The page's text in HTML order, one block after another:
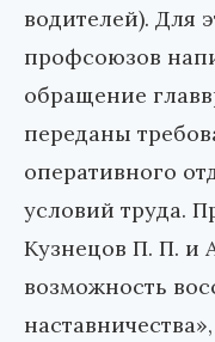
водителей). Для
профсоюзов
обращение
переданы
оперативного
условий труда.
Кузнецов П. П. и
возможность